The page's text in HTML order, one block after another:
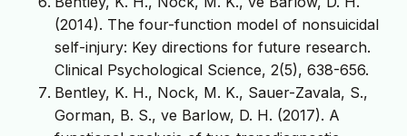
(2014). The four-function model of nonsuicidal
self-injury: Key directions for future research.
Clinical Psychological Science, 2(5), 638-656.
Bentley, K. H., Nock, M. K., Sauer-Zavala, S.,
Gorman, B. S., ve Barlow, D. H. (2017). A